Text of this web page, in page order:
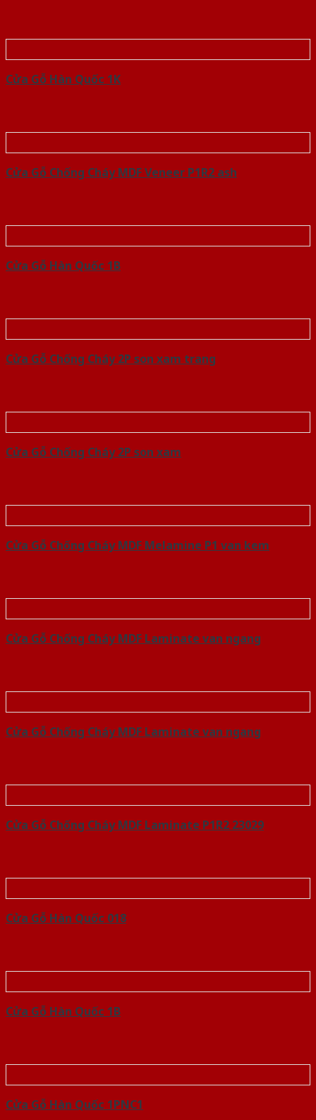
Cửa Gỗ Hàn Quốc 1K
Cửa Gỗ Chống Cháy MDF Veneer P1R2 ash
Cửa Gỗ Hàn Quốc 1B
Cửa Gỗ Chống Cháy 2P son xam trang
Cửa Gỗ Chống Cháy 2P son xam
Cửa Gỗ Chống Cháy MDF Melamine P1 van kem
Cửa Gỗ Chống Cháy MDF Laminate van ngang
Cửa Gỗ Chống Cháy MDF Laminate van ngang
Cửa Gỗ Chống Cháy MDF Laminate P1R2 23029
Cửa Gỗ Hàn Quốc 018
Cửa Gỗ Hàn Quốc 1B
Cửa Gỗ Hàn Quốc 1PNC1